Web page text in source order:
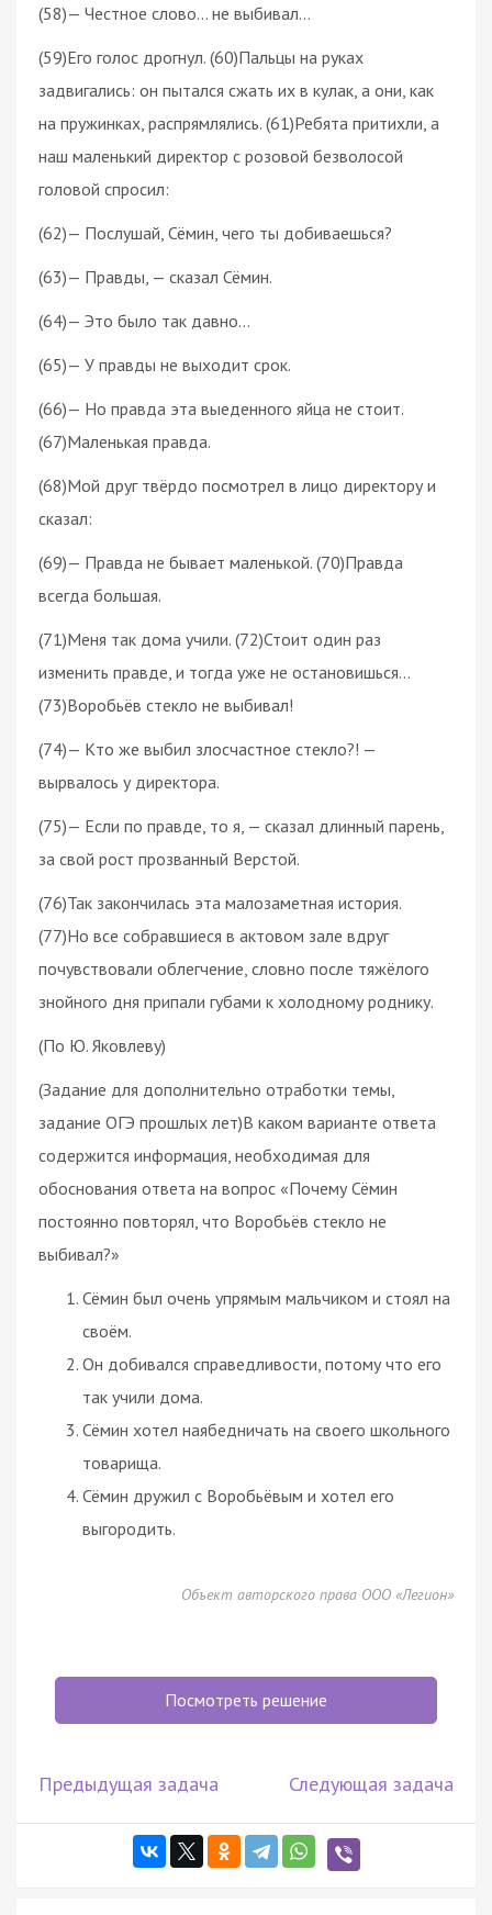
(58)— Честное слово… не выбивал…
(59)Его голос дрогнул. (60)Пальцы на руках
задвигались: он пытался сжать их в кулак, а они, как
на пружинках, распрямлялись. (61)Ребята притихли, а
наш маленький директор с розовой безволосой
головой спросил:
(62)— Послушай, Сёмин, чего ты добиваешься?
(63)— Правды, — сказал Сёмин.
(64)— Это было так давно…
(65)— У правды не выходит срок.
(66)— Но правда эта выеденного яйца не стоит.
(67)Маленькая правда.
(68)Мой друг твёрдо посмотрел в лицо директору и
сказал:
(69)— Правда не бывает маленькой. (70)Правда
всегда большая.
(71)Меня так дома учили. (72)Стоит один раз
изменить правде, и тогда уже не остановишься…
(73)Воробьёв стекло не выбивал!
(74)— Кто же выбил злосчастное стекло?! —
вырвалось у директора.
(75)— Если по правде, то я, — сказал длинный парень,
за свой рост прозванный Верстой.
(76)Так закончилась эта малозаметная история.
(77)Но все собравшиеся в актовом зале вдруг
почувствовали облегчение, словно после тяжёлого
знойного дня припали губами к холодному роднику.
(По Ю. Яковлеву)
(Задание для дополнительно отработки темы,
задание ОГЭ прошлых лет)В каком варианте ответа
содержится информация, необходимая для
обоснования ответа на вопрос «Почему Сёмин
постоянно повторял, что Воробьёв стекло не
выбивал?»
Сёмин был очень упрямым мальчиком и стоял на
своём.
Он добивался справедливости, потому что его
так учили дома.
Сёмин хотел наябедничать на своего школьного
товарища.
Сёмин дружил с Воробьёвым и хотел его
выгородить.
Объект авторского права ООО «Легион»
Посмотреть решение
Предыдущая задача Следующая задача